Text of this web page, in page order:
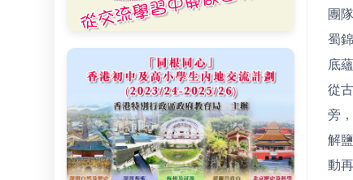
團
蜀
底
從
旁
解
動